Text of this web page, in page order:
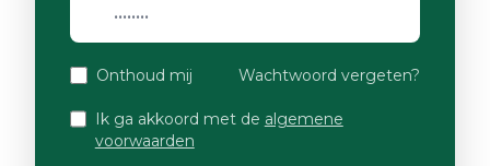
Onthoud mij Wachtwoord vergeten?
Ik ga akkoord met de algemene
voorwaarden